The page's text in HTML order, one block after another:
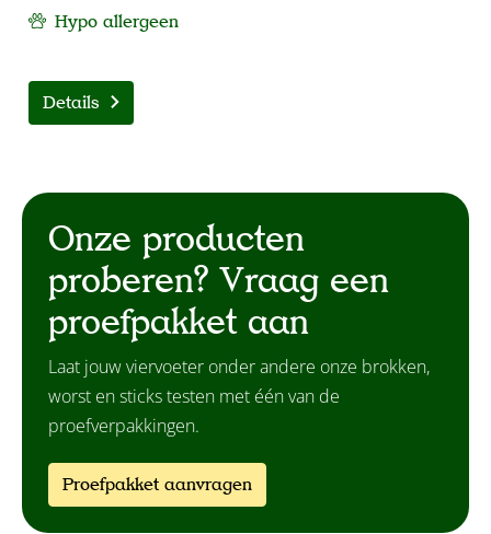
Hypo allergeen
Details
Onze producten
proberen? Vraag een
proefpakket aan
Laat jouw viervoeter onder andere onze brokken,
worst en sticks testen met één van de
proefverpakkingen.
Proefpakket aanvragen